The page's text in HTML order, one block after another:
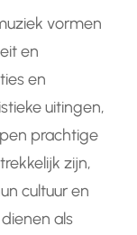
vormen
en
en
uitingen,
prachtige
zijn,
cultuur en
als